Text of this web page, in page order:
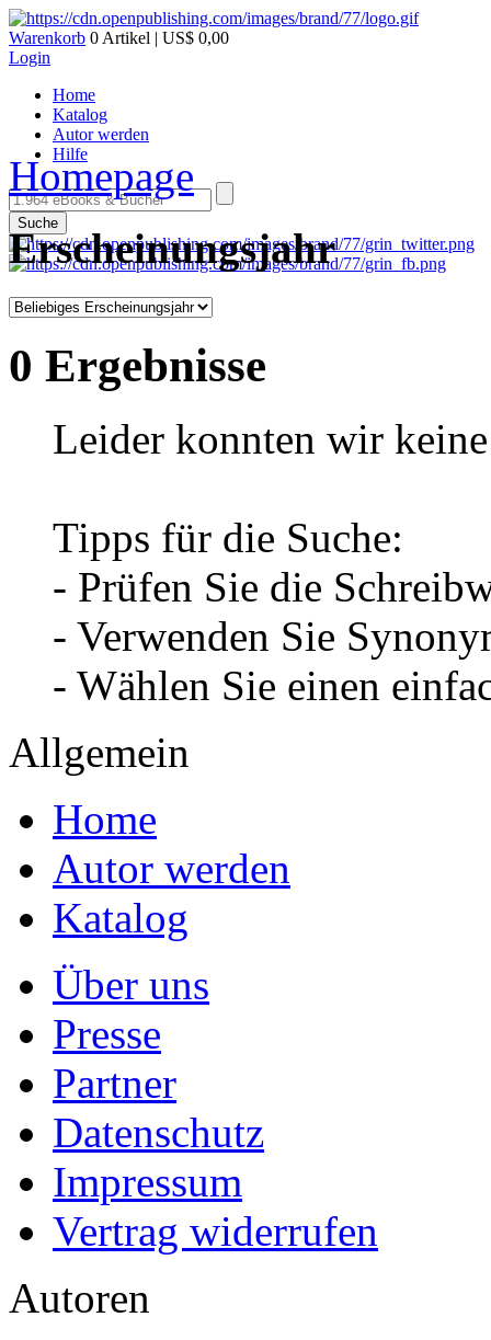
Warenkorb 0 Artikel | US$ 0,00
Login
Home
Katalog
Autor werden
Hilfe
Suche
Homepage
Erscheinungsjahr
0 Ergebnisse
Leider konnten wir
Tipps für die Suche:
- Prüfen Sie die
- Verwenden Sie
- Wählen Sie einen
Allgemein
Home
Autor werden
Katalog
Über uns
Presse
Partner
Datenschutz
Impressum
Vertrag widerrufen
Autoren